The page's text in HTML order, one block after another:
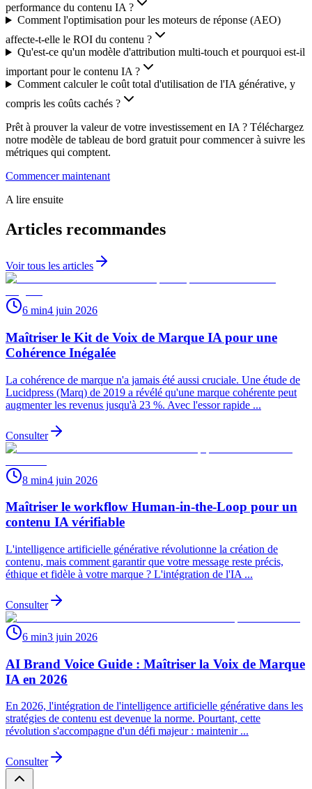
performance du contenu IA ?
Comment l'optimisation pour les moteurs de réponse (AEO)
affecte-t-elle le ROI du contenu ?
Qu'est-ce qu'un modèle d'attribution multi-touch et pourquoi est-il
important pour le contenu IA ?
Comment calculer le coût total d'utilisation de l'IA générative, y
compris les coûts cachés ?
Prêt à prouver la valeur de votre investissement en IA ? Téléchargez
notre modèle de tableau de bord gratuit pour commencer à suivre les
métriques qui comptent.
Commencer maintenant
A lire ensuite
Articles recommandes
Voir tous les articles
6 min4 juin 2026
Maîtriser le Kit de Voix de Marque IA pour une
Cohérence Inégalée
La cohérence de marque n'a jamais été aussi cruciale. Une étude de
Lucidpress (Marq) de 2019 a révélé qu'une marque cohérente peut
augmenter les revenus jusqu'à 23 %. Avec l'essor rapide ...
Consulter
8 min4 juin 2026
Maîtriser le workflow Human-in-the-Loop pour un
contenu IA vérifiable
L'intelligence artificielle générative révolutionne la création de
contenu, mais comment garantir que votre message reste précis,
éthique et fidèle à votre marque ? L'intégration de l'IA ...
Consulter
6 min3 juin 2026
AI Brand Voice Guide : Maîtriser la Voix de Marque
IA en 2026
En 2026, l'intégration de l'intelligence artificielle générative dans les
stratégies de contenu est devenue la norme. Pourtant, cette
révolution s'accompagne d'un défi majeur : maintenir ...
Consulter